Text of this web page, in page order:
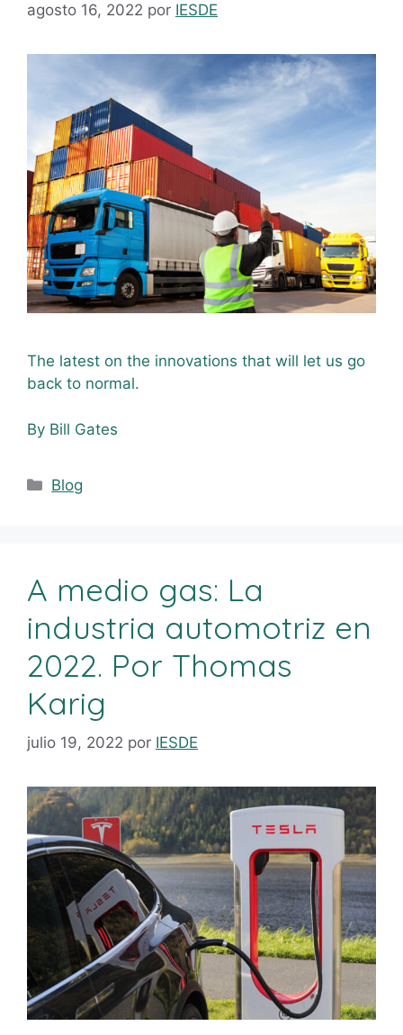
agosto 16, 2022 por IESDE
The latest on the innovations that will let us go
back to normal.
By Bill Gates
Blog
A medio gas: La
industria automotriz en
2022. Por Thomas
Karig
julio 19, 2022 por IESDE